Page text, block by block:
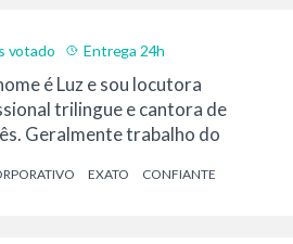
votado
Entrega 24h
valor é Luz e sou locutora
trilingue e cantora de
Geralmente trabalho do
EXATO CONFIANTE